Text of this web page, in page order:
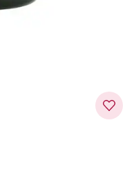
Lägg i varukorgen